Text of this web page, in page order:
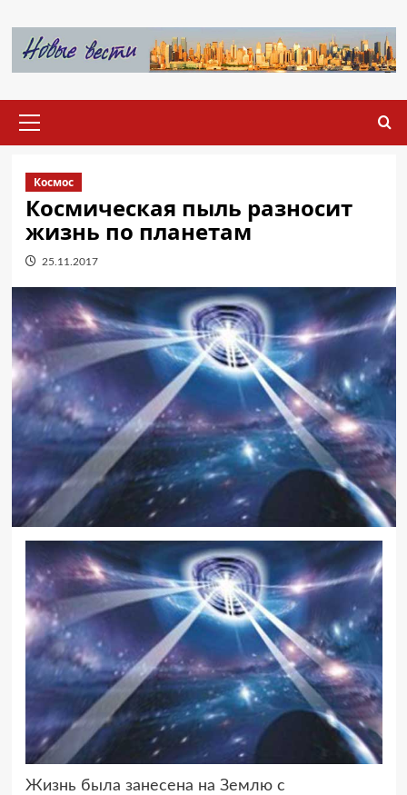
содержимому
меню
Космос
Космическая пыль разносит
жизнь по планетам
25.11.2017
Жизнь была занесена на Землю с